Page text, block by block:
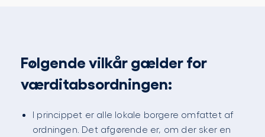
Følgende vilkår gælder for
værditabsordningen:
I princippet er alle lokale borgere omfattet af
ordningen. Det afgørende er, om der sker en